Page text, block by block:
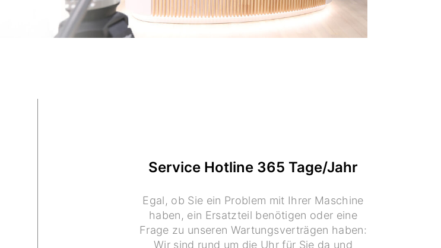
Service Hotline 365 Tage/Jahr
Egal, ob Sie ein Problem mit Ihrer Maschine
haben, ein Ersatzteil benötigen oder eine
Frage zu unseren Wartungsverträgen haben:
Wir sind rund um die Uhr für Sie da und